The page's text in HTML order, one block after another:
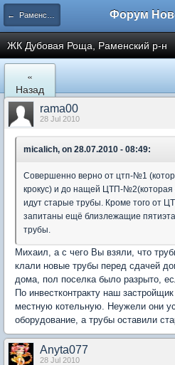
← Раменское
ЖК Дубовая Роща, Раменский р-н
«
Назад
rama00
28 Jul 2010
micalich, on 28.07.2010 - 08:49:
Совершенно верно от цтп-№1
крокус) и до нащей ЦТП-№2(которая
идут старые трубы. Кроме того от
запитаны ещё близлежащие
трубы.
Михаил, а с чего Вы взяли, что
клали новые трубы перед сдачей
дома, пол поселка было разрыто,
По инвестконтракту наш
местную котельную. Неужели они
оборудование, а трубы оставили
Anyta077
28 Jul 2010